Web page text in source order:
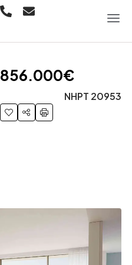
856.000€
NHPT 20953